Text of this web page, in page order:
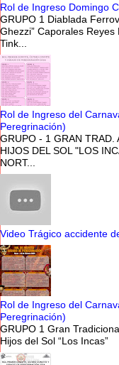
Rol de Ingreso Domingo
GRUPO 1 Diablada
Ghezzi” Caporales
Tink...
Rol de Ingreso del
Peregrinación)
GRUPO - 1 GRAN TRAD.
HIJOS DEL SOL "LOS
NORT...
Video Trágico accidente
Rol de Ingreso del
Peregrinación)
GRUPO 1 Gran
Hijos del Sol